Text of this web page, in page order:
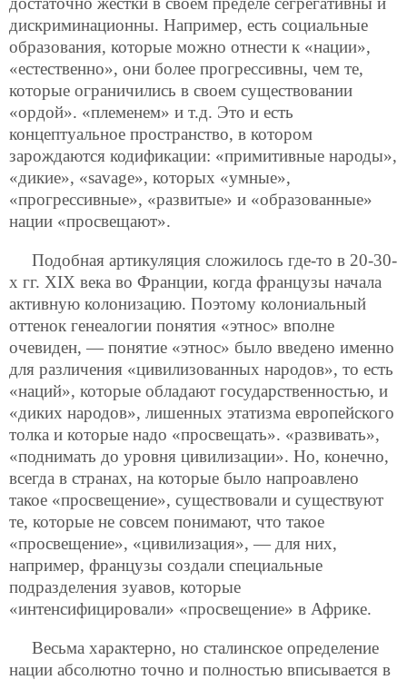
дискриминационны. Например, есть социальные
образования, которые можно отнести к «нации»,
«естественно», они более прогрессивны, чем те,
которые ограничились в своем существовании
«ордой». «племенем» и т.д. Это и есть
концептуальное пространство, в котором
зарождаются кодификации: «примитивные народы»,
«дикие», «savage», которых «умные»,
«прогрессивные», «развитые» и «образованные»
нации «просвещают».
Подобная артикуляция сложилось где-то в 20-30-
х гг. XIX века во Франции, когда французы начала
активную колонизацию. Поэтому колониальный
оттенок генеалогии понятия «этнос» вполне
очевиден, — понятие «этнос» было введено именно
для различения «цивилизованных народов», то есть
«наций», которые обладают государственностью, и
«диких народов», лишенных этатизма европейского
толка и которые надо «просвещать». «развивать»,
«поднимать до уровня цивилизации». Но, конечно,
всегда в странах, на которые было напроавлено
такое «просвещение», существовали и существуют
те, которые не совсем понимают, что такое
«просвещение», «цивилизация», — для них,
например, французы создали специальные
подразделения зуавов, которые
«интенсифицировали» «просвещение» в Африке.
Весьма характерно, но сталинское определение
нации абсолютно точно и полностью вписывается в